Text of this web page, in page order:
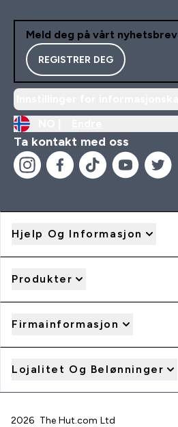
Meld deg på vårt nyhetsbrev
REGISTRER DEG
Ta kontakt med oss
Hjelp Og Informasjon
Produkter
Firmainformasjon
Lojalitet Og Belønninger
2026 The Hut.com Ltd